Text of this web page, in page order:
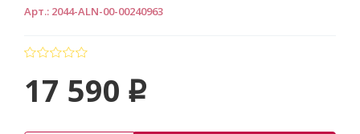
Арт.: 2044-ALN-00-00240963
17 590 p